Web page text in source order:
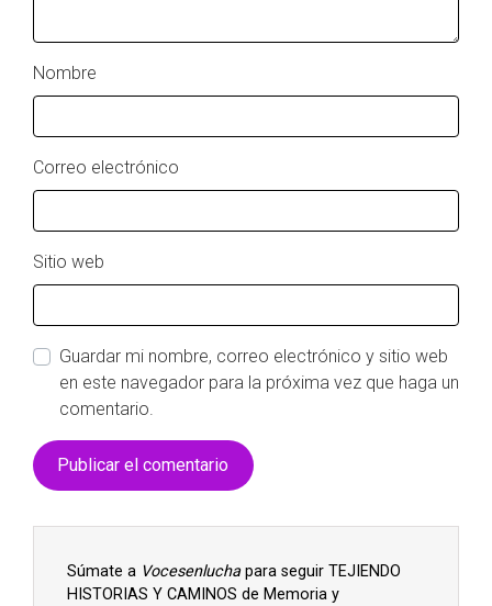
Nombre
Correo electrónico
Sitio web
Guardar mi nombre, correo electrónico y sitio web
en este navegador para la próxima vez que haga un
comentario.
Súmate a Vocesenluchapara seguir TEJIENDO
HISTORIAS Y CAMINOS de Memoria y